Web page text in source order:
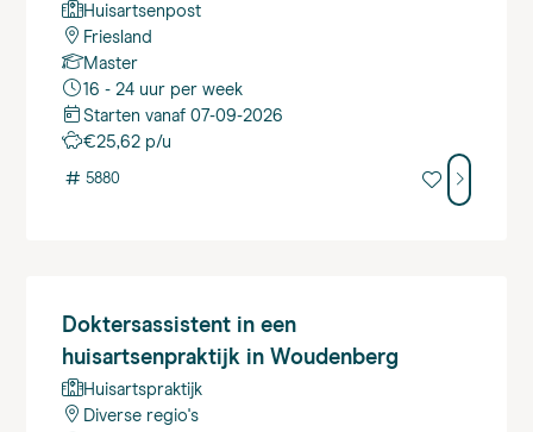
Huisartsenpost
Friesland
Master
16 - 24 uur per week
Starten vanaf 07-09-2026
€25,62 p/u
# 5880
Doktersassistentin een
huisartsenpraktijk in Woudenberg
Huisartspraktijk
Diverse regio's